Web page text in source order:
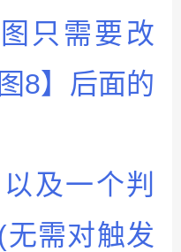
只需要改
8】后面的
及一个判
需对触发